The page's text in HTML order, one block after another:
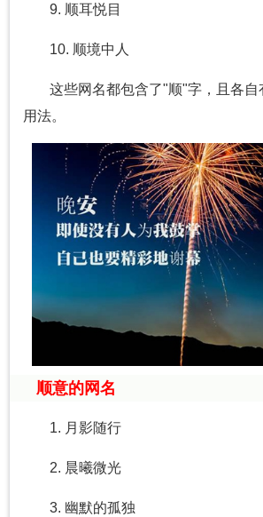
9. 顺耳悦目
10. 顺境中人
这些网名都包含了"顺"字，且各自
用法。
顺意的网名
1. 月影随行
2. 晨曦微光
3. 幽默的孤独